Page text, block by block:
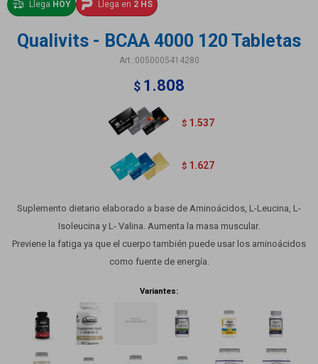
Llega HOY Llega en 2 HS
Qualivits - BCAA 4000 120 Tabletas
0050005414280
$ 1.808
$ 1.537
$ 1.627
Suplemento dietario elaborado a base de Aminoácidos, L-Leucina, L-
Isoleucina y L- Valina. Aumenta la masa muscular.
Previene la fatiga ya que el cuerpo también puede usar los aminoácidos
como fuente de energía.
Variantes: